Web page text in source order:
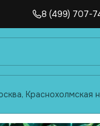
8 (499) 707-
Краснохолмская